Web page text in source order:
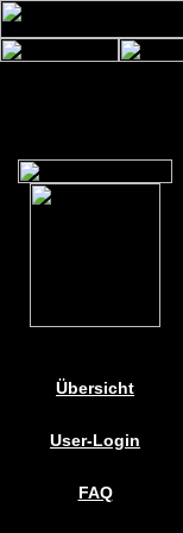
Übersicht
User-Login
FAQ